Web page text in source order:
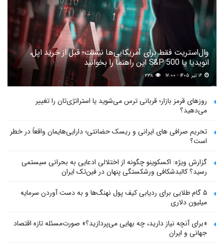
وال‌استریت فقط برای آمریکایی‌ها نیست؛ قبل از خرید اپل،
انویدیا یا S&P 500 این راهنما را بخوانید
۲۳۸
روزهای قرمز بازار؛ قربانی ترس می‌شوید یا استراتژی‌تان را تغییر
می‌دهید؟
تحریم صرافی های ایرانی و ریسک حضانتی؛ دارایی‌هایمان واقعاً در خطر
است؟
گزارش ویژه: اکسکوینو چگونه از اختلالی ادعایی به بحرانی سیستمی
رسید؟ کالبدشکافی ورشکستگی پنهان در فین‌تک ایران
۵ گام طلایی برای ردیابی کیف پول‌ نهنگ‌ها و به دست آوردن سرمایه
میلیون دلاری
«برای آنچه نیاز دارید، چه بهایی می‌پردازید؟» صورت‌مسئله تازه اقتصاد
جهانی و ایران